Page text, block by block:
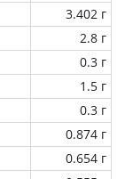
3.402 г
2.8 г
0.3 г
1.5 г
0.3 г
0.874 г
0.654 г